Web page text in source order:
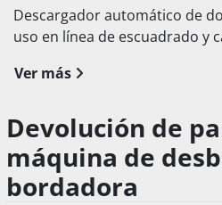
Descargador automático de
uso en línea de escuadrado y
Ver más
Devolución de
máquina de
bordadora